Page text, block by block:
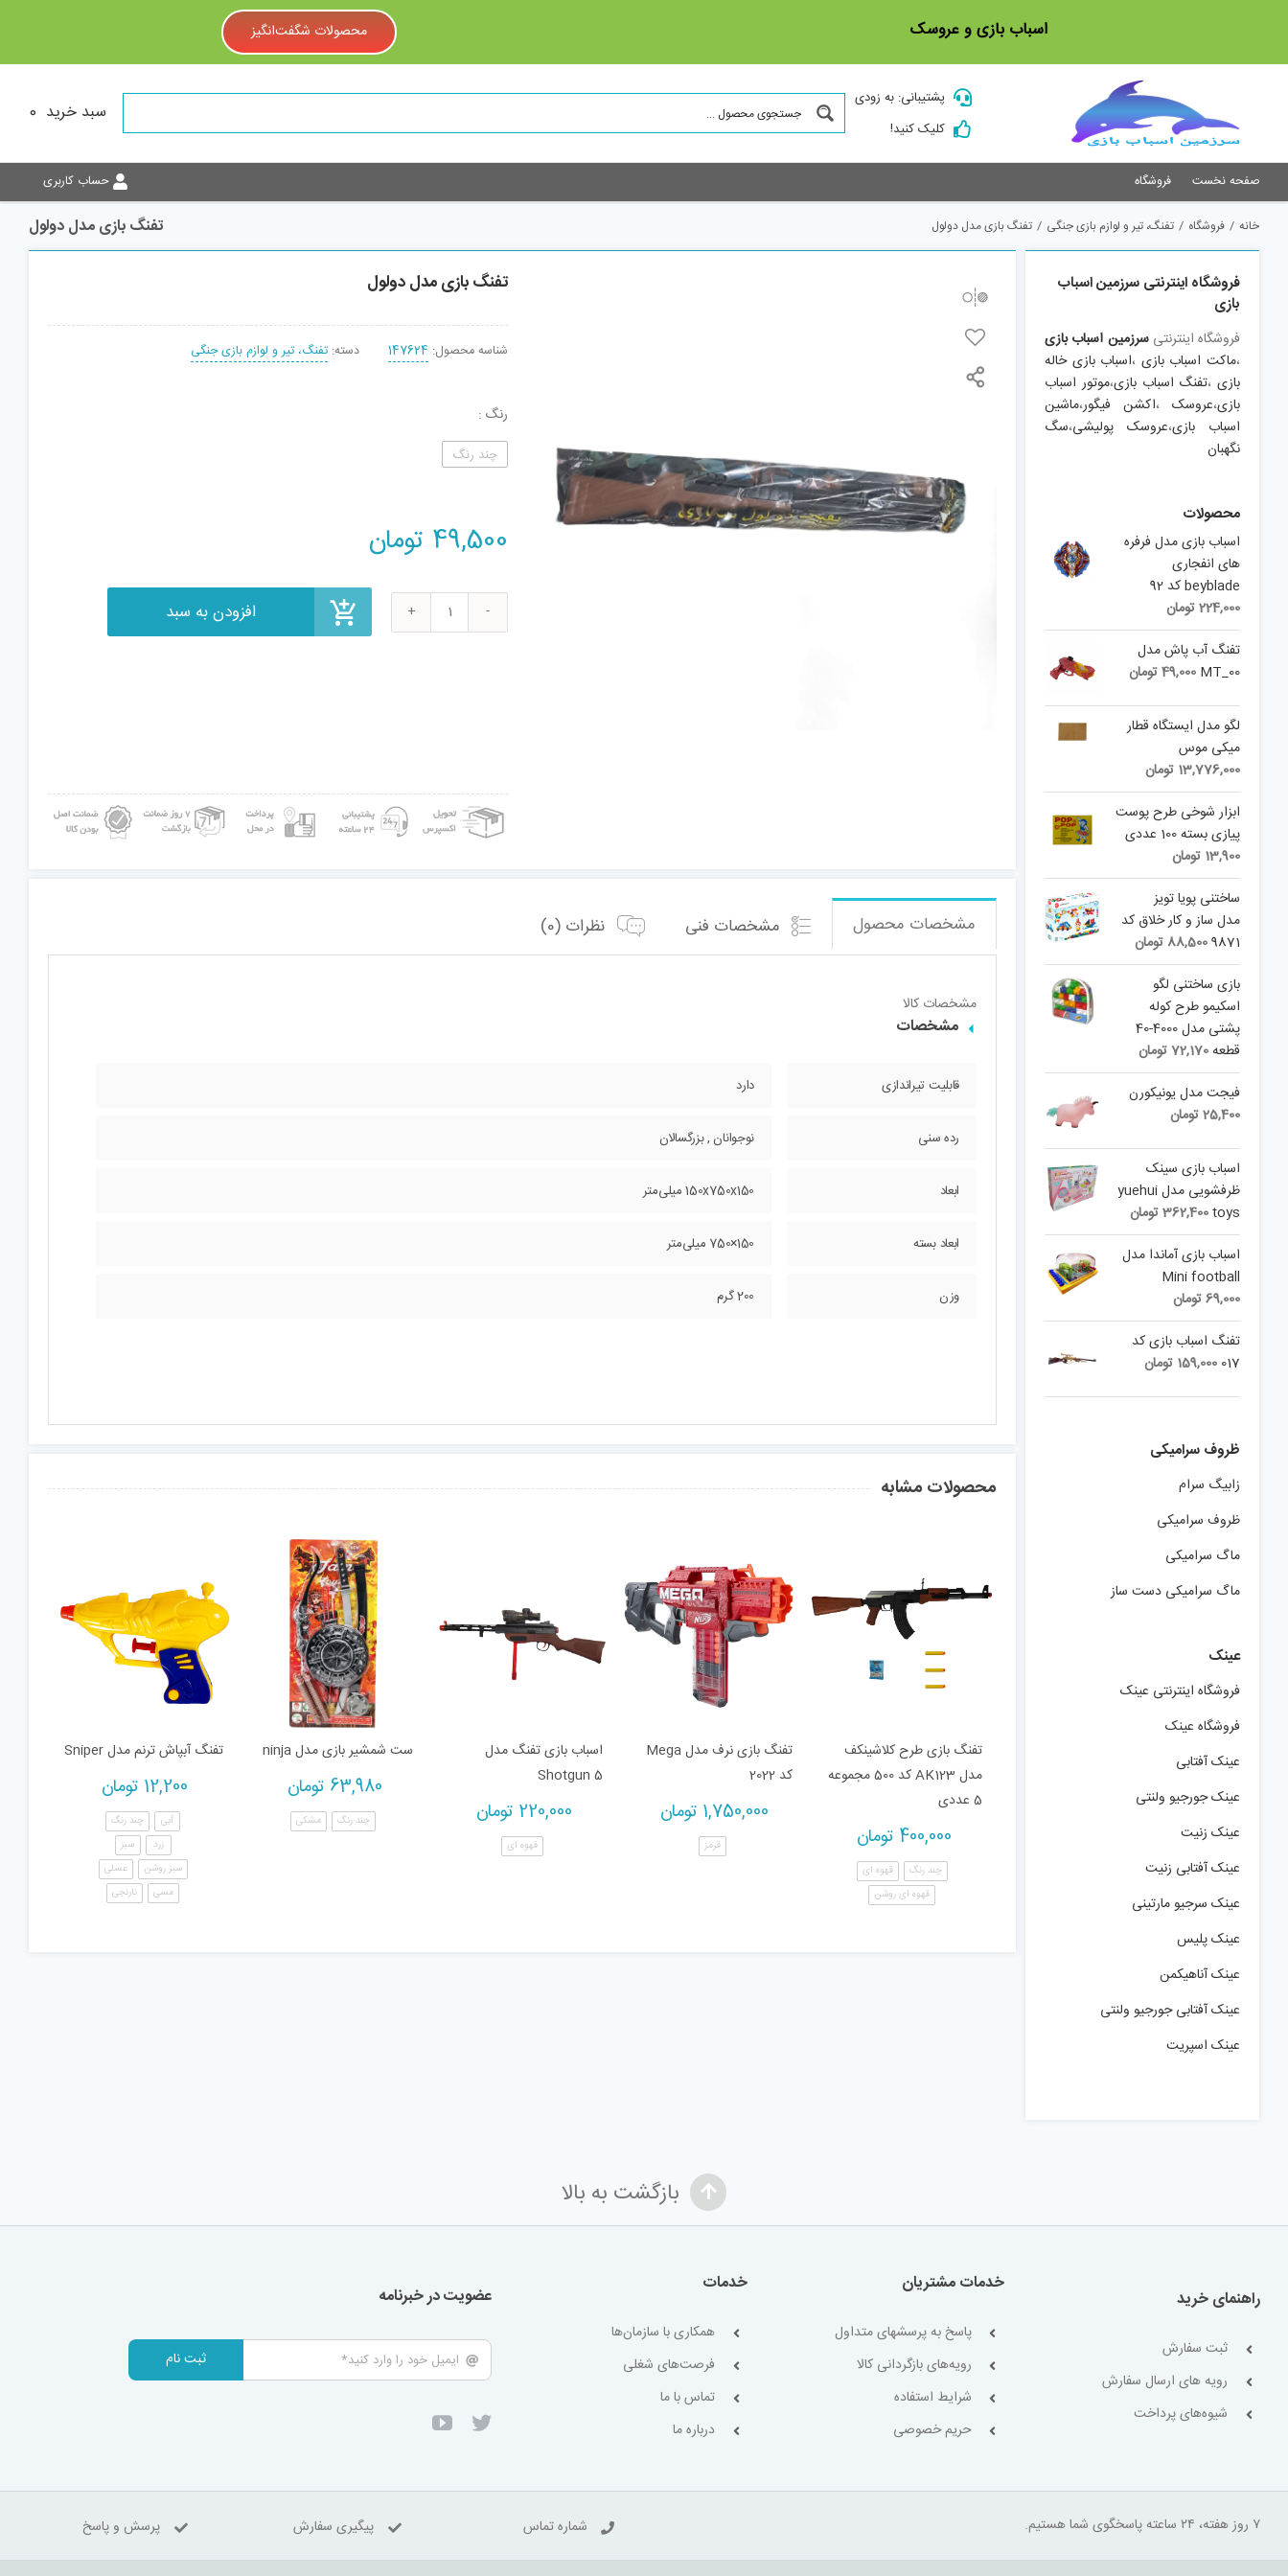
اسباب بازی و عروسک محصولات شگفت‌انگیز
پشتیبانی: به زودی
کلیک کنید!
سبد خرید 0
صفحه نخست فروشگاه حساب کاربری
تفنگ بازی مدل دولول خانه / فروشگاه / تفنگ، تیر و لوازم بازی جنگی / تفنگ بازی مدل دولول
تفنگ بازی مدل دولول
شناسه محصول: 147624 دسته: تفنگ، تیر و لوازم بازی جنگی
رنگ
چند رنگ
49,500 تومان
تفنگ
مشخصات محصول مشخصات فنی نظرات (0)
مشخصات کالا
مشخصات
قابلیت تیراندازی دارد
رده سنی نوجوانان , بزرگسالان
ابعاد 150x750x150 میلی‌متر
ابعاد بسته 150×750 میلی‌متر
وزن 200 گرم
محصولات مشابه
تفنگ بازی طرح کلاشینکف
مدل AK123 کد 500 مجموعه
5 عددی
400,000 تومان
چند رنگ
قهوه ای
قهوه ای روشن
تفنگ بازی نرف مدل Mega
کد 2022
1,750,000 تومان
قرمز
اسباب بازی تفنگ مدل
Shotgun 5
220,000 تومان
قهوه ای
ست شمشیر بازی مدل ninja
63,980 تومان
چند رنگ مشکی
تفنگ آبپاش ترنم مدل Sniper
12,200 تومان
آبی
چند رنگ
زرد
سبز
سبز روشن
عسلی
مسی
نارنجی
فروشگاه اینترنتی سرزمین اسباب
بازی
فروشگاه اینترنتیسرزمین اسباب بازی
،ماکت اسباب بازی ،اسباب بازی خاله
بازی،تفنگ اسباب بازی،موتور اسباب
بازی،عروسک،اکشن فیگور،ماشین
اسباب بازی،عروسک پولیشی،سگ
نگهبان
محصولات
اسباب بازی مدل فرفره
های انفجاری
beyblade کد 92
224,000تومان
تفنگ آب پاش مدل
MT_00
49,000تومان
لگو مدل ایستگاه قطار
میکی موس
13,776,000 تومان
ابزار شوخی طرح پوست
پیازی بسته 100 عددی
13,900 تومان
ساختنی پویا تویز
مدل ساز و کار خلاق کد
9871
88,500 تومان
بازی ساختنی لگو
اسکیمو طرح کوله
پشتی مدل 4000-40
قطعه72,170تومان
فیجت مدل یونیکورن
25,400تومان
اسباب بازی سینک
ظرفشویی مدل yuehui
toys
362,400تومان
اسباب بازی آماندا مدل
Mini football
69,000تومان
تفنگ اسباب بازی کد
017
159,000 تومان
ظروف سرامیکی
زابیگ سرام
ظروف سرامیکی
ماگ سرامیکی
ماگ سرامیکی دست ساز
عینک
فروشگاه اینترنتی عینک
فروشگاه عینک
عینک آفتابی
عینک جورجیو ولنتی
عینک زنیت
عینک آفتابی زنیت
عینک سرجیو مارتینی
عینک پلیس
عینک آناهیکمن
عینک آفتابی جورجیو ولنتی
عینک اسپریت
بازگشت به بالا
راهنمای خرید
ثبت سفارش
رویه های ارسال سفارش
شیوه‌های پرداخت
خدمات مشتریان
پاسخ به پرسشهای متداول
رویه‌های بازگردانی کالا
شرایط استفاده
حریم خصوصی
خدمات
همکاری با سازمان‌ها
فرصت‌های شغلی
تماس با ما
درباره ما
عضویت در خبرنامه
ثبت نام
۷ روز هفته، ۲۴ ساعته پاسخگوی شما هستیم. شماره تماس پیگیری سفارش پرسش و پاسخ